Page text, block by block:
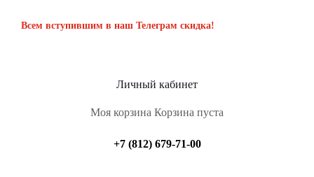
Всем вступившим в наш Телеграм скидка!
Личный кабинет
Моя корзина Корзина пуста
+7 (812) 679-71-00